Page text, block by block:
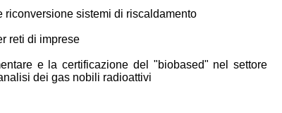
sistemi di riscaldamento
reti di imprese
e la certificazione del "biobased" nel settore
dei gas nobili radioattivi